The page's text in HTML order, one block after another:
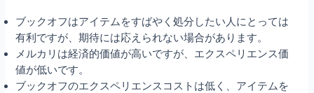
ブックオフはアイテムをすばやく処分したい人にとっては
有利ですが、期待には応えられない場合があります。
メルカリは経済的価値が高いですが、エクスペリエンス価
値が低いです。
ブックオフのエクスペリエンスコストは低く、アイテムを